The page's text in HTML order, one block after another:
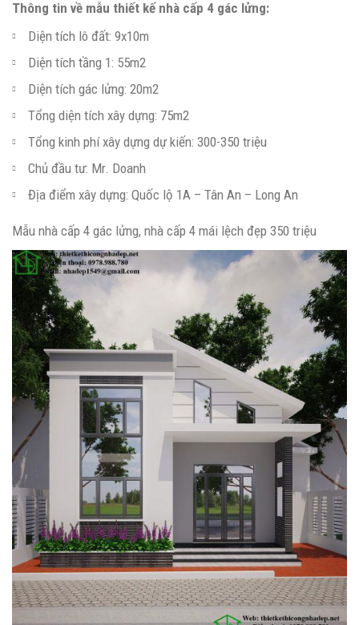
Thông tin về mẫu thiết kế nhà cấp 4 gác lửng:
Diện tích lô đất: 9x10m
Diện tích tầng 1: 55m2
Diện tích gác lửng: 20m2
Tổng diện tích xây dựng: 75m2
Tổng kinh phí xây dựng dự kiến: 300-350 triệu
Chủ đầu tư: Mr. Doanh
Địa điểm xây dựng: Quốc lộ 1A – Tân An – Long An
Mẫu nhà cấp 4 gác lửng, nhà cấp 4 mái lệch đẹp 350 triệu